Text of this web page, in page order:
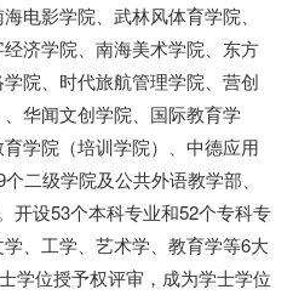
电影学院、武林风体育学院、
济学院、南海美术学院、东方
院、时代旅航管理学院、营创
华闻文创学院、国际教育学
学院（培训学院）、中德应用
二级学院及公共外语教学部、
开设53个本科专业和52个专科专
、工学、艺术学、教育学等6大
学位授予权评审，成为学士学位